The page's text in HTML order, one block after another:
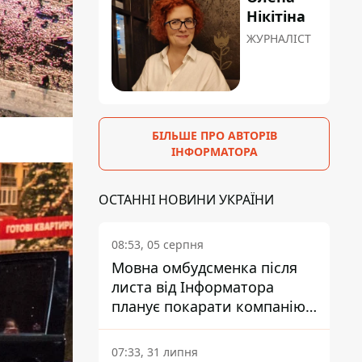
Нікітіна
ЖУРНАЛІСТ
БІЛЬШЕ ПРО АВТОРІВ
ІНФОРМАТОРА
ОСТАННІ НОВИНИ УКРАЇНИ
08:53, 05 серпня
Мовна омбудсменка після
листа від Інформатора
планує покарати компанію-
підрядника ПриватБанку
07:33, 31 липня